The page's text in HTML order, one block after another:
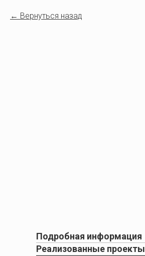
Вернуться назад
Подробная информация
Реализованные проекты